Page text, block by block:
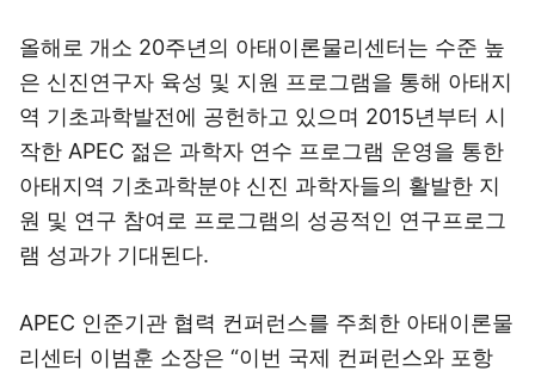
올해로 개소 20주년의 아태이론물리센터는 수준 높
은 신진연구자 육성 및 지원 프로그램을 통해 아태지
역 기초과학발전에 공헌하고 있으며 2015년부터 시
작한 APEC 젊은 과학자 연수 프로그램 운영을 통한
아태지역 기초과학분야 신진 과학자들의 활발한 지
원 및 연구 참여로 프로그램의 성공적인 연구프로그
램 성과가 기대된다.
APEC 인준기관 협력 컨퍼런스를 주최한 아태이론물
리센터 이범훈 소장은 “이번 국제 컨퍼런스와 포항